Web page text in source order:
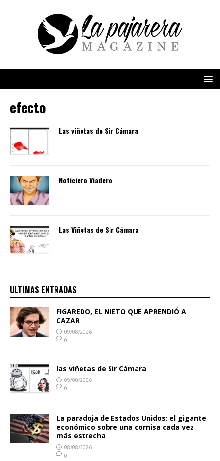
efecto
Las viñetas de Sir Cámara
Noticiero Viadero
Las Viñetas de Sir Cámara
ULTIMAS ENTRADAS
FIGAREDO, EL NIETO QUE APRENDIÓ A
CAZAR
09/08/2026
0
las viñetas de Sir Cámara
09/08/2026
0
La paradoja de Estados Unidos: el gigante
económico sobre una cornisa cada vez
más estrecha
08/08/2026
0